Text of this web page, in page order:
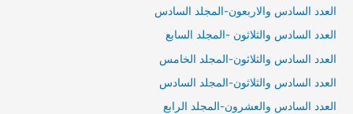
العدد السادس والاربعون-المجلد السادس
العدد السادس والثلاثون -المجلد السابع
العدد السادس والثلاثون-المجلد الخامس
العدد السادس والثلاثون-المجلد السادس
العدد السادس والعشرون-المجلد الرابع